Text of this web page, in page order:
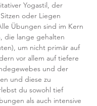
Yogastil, der
oder Liegen
Übungen sind im Kern
die lange gehalten
um nicht primär auf
vor allem auf tiefere
und der
und diese zu
du sowohl tief
als auch intensive